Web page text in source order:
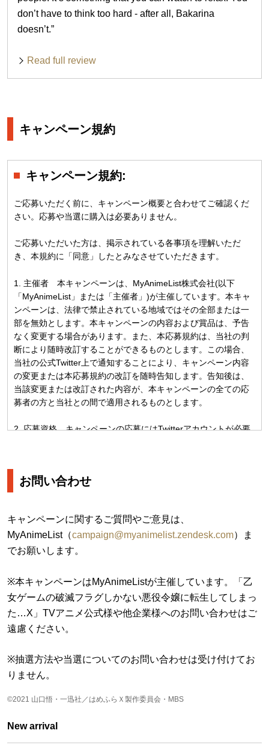
don’t have to think too hard - after all, Bakarina
doesn’t.”
Read full review
キャンペーン規約
キャンペーン規約:
ご応募いただく前に、キャンペーン概要と合わせてご確認くだ
さい。応募や当選に購入は必要ありません。
ご応募いただいた方は、掲示されている各事項を理解いただ
き、本規約に「同意」したとみなさせていただきます。
1. 主催者 本キャンペーンは、MyAnimeList株式会社(以下
「MyAnimeList」または「主催者」)が主催しています。本キャ
ンペーンは、法律で禁止されている地域ではその全部または一
部を無効とします。本キャンペーンの内容および賞品は、予告
なく変更する場合があります。また、本応募規約は、当社の判
断により随時改訂することができるものとします。この場合、
当社の公式Twitter上で通知することにより、キャンペーン内容
の変更または本応募規約の改訂を随時告知します。告知後は、
当該変更または改訂された内容が、本キャンペーンの全ての応
募者の方と当社との間で適用されるものとします。
2. 応募資格 キャンペーンの応募にはTwitterアカウントが必要
れる場合があります。主催者は年齢、身元、及びキャンペーン
は、主催者の独自の判断により応募が無効となる場合がござい
ます。本キャンペーンの目的のために主催者が要求し提供され
るすべての情報は正確であり、決して誤解を招くものであって
主催者の単独の裁量により応募を無効とする場合がございま
す。またキャンペーン終了までにMyAnimeList公式アカウント
のフォローを外された方、Twitterアカウントが非公開設定にな
っている方、ツイートが検索対象外となっている方、ご応募い
注意ください。
3. 応募期間 2021年9月10日から2021年9月18日午前4時00分
（日本時間）
期間の時刻はTwitterの投稿時刻を基準とします。
お問い合わせ
キャンペーンに関するご質問やご意見は、
MyAnimeList（campaign@myanimelist.zendesk.com）ま
でお願いします。
※本キャンペーンはMyAnimeListが主催しています。「乙
女ゲームの破滅フラグしかない悪役令嬢に転生してしまっ
た…X」TVアニメ公式様や他企業様へのお問い合わせはご
遠慮ください。
※抽選方法や当選についてのお問い合わせは受け付けてお
りません。
©2021 山口悟・一迅社／はめふらＸ製作委員会・MBS
New arrival